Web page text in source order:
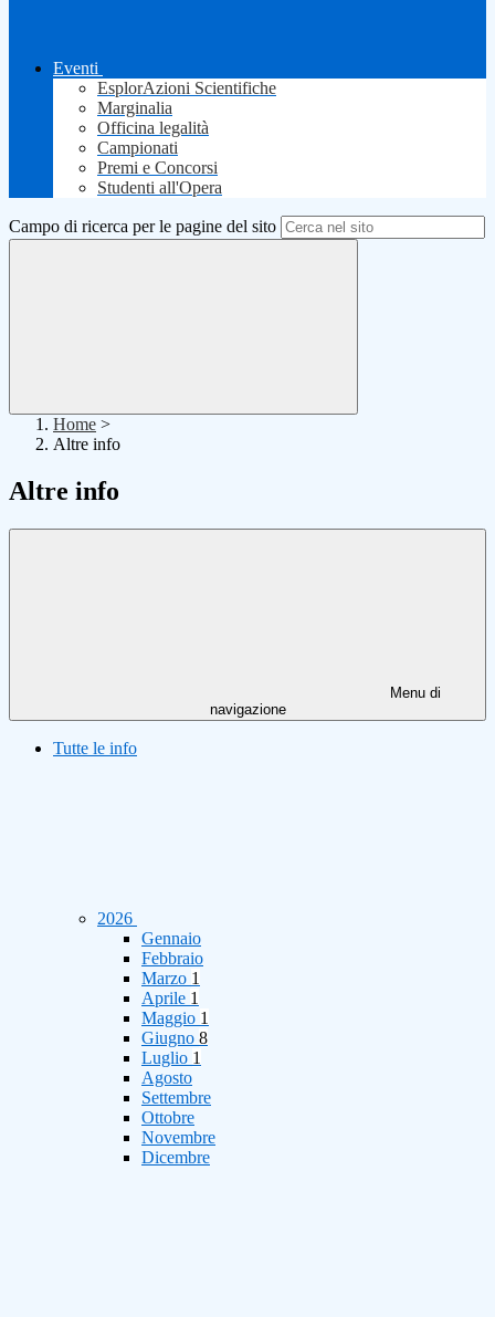
Eventi
EsplorAzioni Scientifiche
Marginalia
Officina legalità
Campionati
Premi e Concorsi
Studenti all'Opera
Campo di ricerca per le pagine del sito
Home >
Altre info
Altre info
Menu di
navigazione
Tutte le info
2026
Gennaio
Febbraio
Marzo 1
Aprile 1
Maggio 1
Giugno 8
Luglio 1
Agosto
Settembre
Ottobre
Novembre
Dicembre